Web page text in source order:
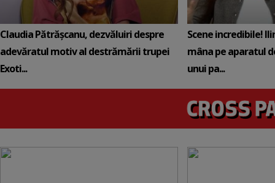
Claudia Pătrășcanu, dezvăluiri despre
adevăratul motiv al destrămării trupei
Exoti...
Scene incredibile!
mâna pe aparatul
unui pa...